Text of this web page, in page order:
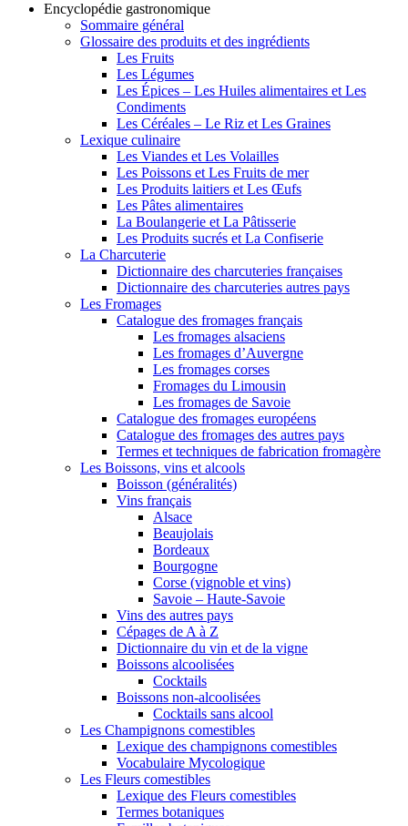
Encyclopédie gastronomique
Sommaire général
Glossaire des produits et des ingrédients
Les Fruits
Les Légumes
Les Épices – Les Huiles alimentaires et Les
Condiments
Les Céréales – Le Riz et Les Graines
Lexique culinaire
Les Viandes et Les Volailles
Les Poissons et Les Fruits de mer
Les Produits laitiers et Les Œufs
Les Pâtes alimentaires
La Boulangerie et La Pâtisserie
Les Produits sucrés et La Confiserie
La Charcuterie
Dictionnaire des charcuteries françaises
Dictionnaire des charcuteries autres pays
Les Fromages
Catalogue des fromages français
Les fromages alsaciens
Les fromages d’Auvergne
Les fromages corses
Fromages du Limousin
Les fromages de Savoie
Catalogue des fromages européens
Catalogue des fromages des autres pays
Termes et techniques de fabrication fromagère
Les Boissons, vins et alcools
Boisson (généralités)
Vins français
Alsace
Beaujolais
Bordeaux
Bourgogne
Corse (vignoble et vins)
Savoie – Haute-Savoie
Vins des autres pays
Cépages de A à Z
Dictionnaire du vin et de la vigne
Boissons alcoolisées
Cocktails
Boissons non-alcoolisées
Cocktails sans alcool
Les Champignons comestibles
Lexique des champignons comestibles
Vocabulaire Mycologique
Les Fleurs comestibles
Lexique des Fleurs comestibles
Termes botaniques